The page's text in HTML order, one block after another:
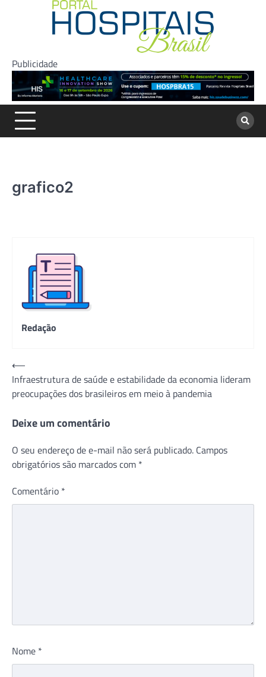
Publicidade
grafico2
Redação
Navegação
de
Post
⟵
Infraestrutura de saúde e estabilidade da economia lideram
preocupações dos brasileiros em meio à pandemia
Deixe um comentário
O seu endereço de e-mail não será publicado. Campos
obrigatórios são marcados com *
Comentário *
Nome *